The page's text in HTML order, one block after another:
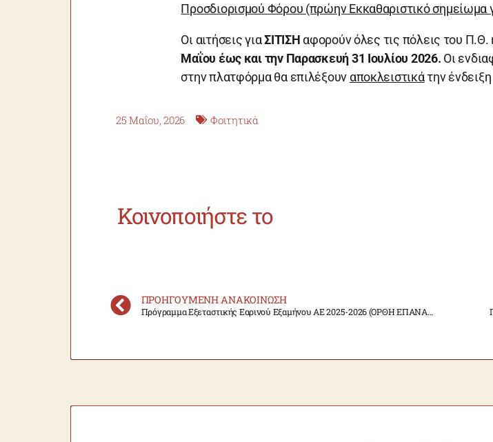
Προσδιορισμού Φόρου (πρώην Εκκαθαριστικό σημείωμα
Οι αιτήσεις γιαΣΙΤΙΣΗ αφορούν όλες τις πόλεις του Π.Θ.
Μαΐου έως και την Παρασκευή 31 Ιουλίου 2026. Οι
στην πλατφόρμα θα επιλέξουν αποκλειστικάτην
25 Μαΐου, 2026 Φοιτητικά
Κοινοποιήστε το
ΠΡΟΗΓΟΎΜΕΝΗ ΑΝΑΚΟΊΝΩΣΗ
Πρόγραμμα Εξεταστικής Εαρινού Εξαμήνου ΑΕ 2025-2026 (ΟΡΘΗ ΕΠΑΝΑΛΗΨΗ)